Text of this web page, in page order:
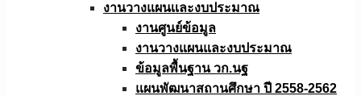
งานวางแผนเเละงบประมาณ
งานศูนย์ข้อมูล
งานวางแผนและงบประมาณ
ข้อมูลพื้นฐาน วก.นฐ
แผนพัฒนาสถานศึกษา ปี 2558-2562